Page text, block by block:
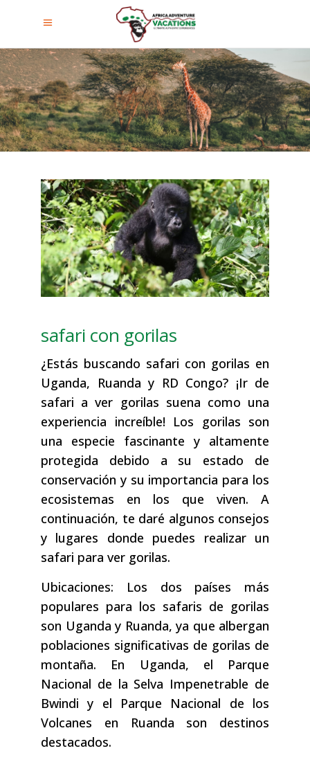
safari con gorilas
¿Estás buscando safari con gorilas en
Uganda, Ruanda y RD Congo? ¡Ir de
safari a ver gorilas suena como una
experiencia increíble! Los gorilas son
una especie fascinante y altamente
protegida debido a su estado de
conservación y su importancia para los
ecosistemas en los que viven. A
continuación, te daré algunos consejos
y lugares donde puedes realizar un
safari para ver gorilas.
Ubicaciones: Los dos países más
populares para los safaris de gorilas
son Uganda y Ruanda, ya que albergan
poblaciones significativas de gorilas de
montaña. En Uganda, el Parque
Nacional de la Selva Impenetrable de
Bwindi y el Parque Nacional de los
Volcanes en Ruanda son destinos
destacados.